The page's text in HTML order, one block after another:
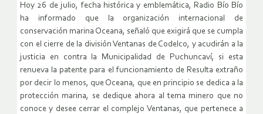
Hoy 26 de julio, fecha histórica y emblemática, Radio Bío Bío
ha informado que la organización internacional de
conservación marina Oceana, señaló que exigirá que se cumpla
con el cierre de la división Ventanas de Codelco, y acudirán a la
justicia en contra la Municipalidad d e Puchuncaví, si esta
renueva la patente para el funcionamiento de Resulta extraño
por decir lo menos, que Oceana, que en principio se dedica a la
protección marina, se dedique ahora al tema minero que no
conoce y desee cerrar el complejo Ventanas, que pertenece a